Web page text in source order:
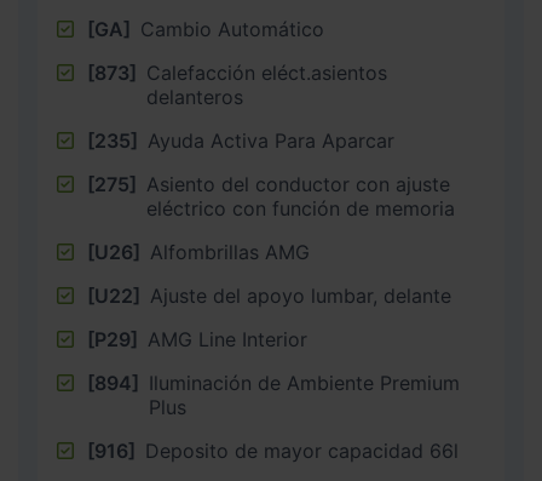
[GA] Cambio Automático
[873] Calefacción eléct.asientos
delanteros
[235] Ayuda Activa Para Aparcar
[275] Asiento del conductor con ajuste
eléctrico con función de memoria
[U26] Alfombrillas AMG
[U22] Ajuste del apoyo lumbar, delante
[P29] AMG Line Interior
[894] Iluminación de Ambiente Premium
Plus
[916] Deposito de mayor capacidad 66l